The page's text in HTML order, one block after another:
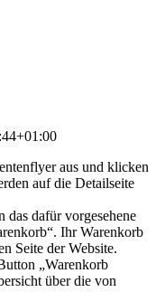
aus und klicken
auf die Detailseite
das dafür vorgesehene
Ihr Warenkorb
Seite der Website.
„Warenkorb
über die von